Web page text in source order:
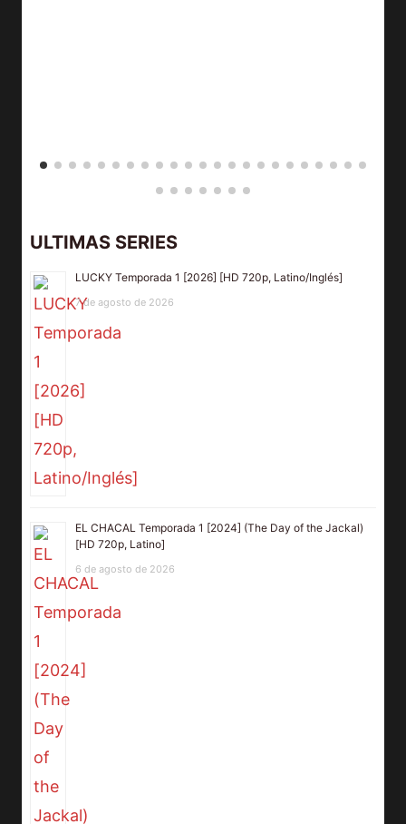
ULTIMAS SERIES
LUCKY Temporada 1 [2026] [HD 720p, Latino/Inglés]
7 de agosto de 2026
EL CHACAL Temporada 1 [2024] (The Day of the Jackal)
[HD 720p, Latino]
6 de agosto de 2026